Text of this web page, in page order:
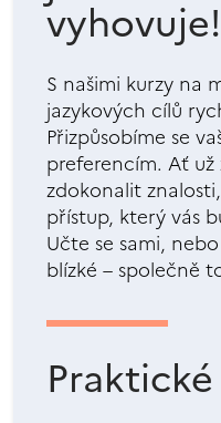
vyhovuje!
S našimi kurzy na
jazykových cílů
Přizpůsobíme se
preferencím. Ať
zdokonalit
přístup, který vás
Učte se sami,
blízké – společně